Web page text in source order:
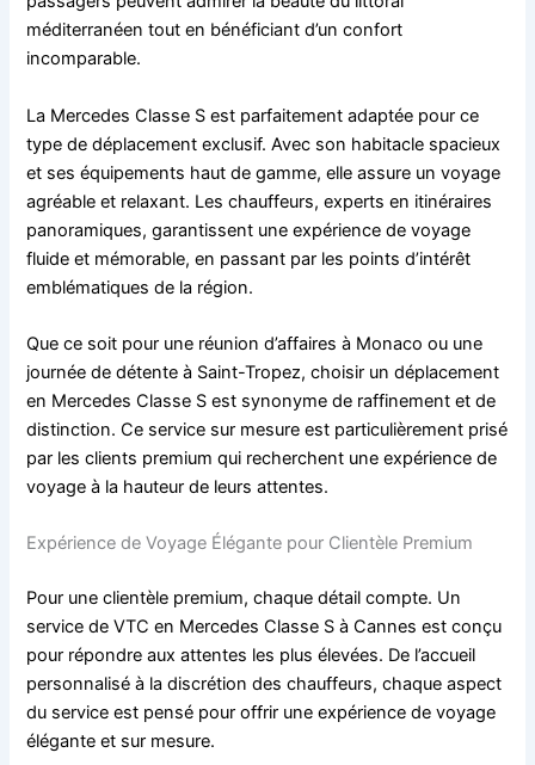
méditerranéen tout en bénéficiant d’un confort
incomparable.
La Mercedes Classe S est parfaitement adaptée pour ce
type de déplacement exclusif. Avec son habitacle spacieux
et ses équipements haut de gamme, elle assure un voyage
agréable et relaxant. Les chauffeurs, experts en itinéraires
panoramiques, garantissent une expérience de voyage
fluide et mémorable, en passant par les points d’intérêt
emblématiques de la région.
Que ce soit pour une réunion d’affaires à Monaco ou une
journée de détente à Saint-Tropez, choisir un déplacement
en Mercedes Classe S est synonyme de raffinement et de
distinction. Ce service sur mesure est particulièrement prisé
par les clients premium qui recherchent une expérience de
voyage à la hauteur de leurs attentes.
Expérience de Voyage Élégante pour Clientèle Premium
Pour une clientèle premium, chaque détail compte. Un
service de VTC en Mercedes Classe S à Cannes est conçu
pour répondre aux attentes les plus élevées. De l’accueil
personnalisé à la discrétion des chauffeurs, chaque aspect
du service est pensé pour offrir une expérience de voyage
élégante et sur mesure.